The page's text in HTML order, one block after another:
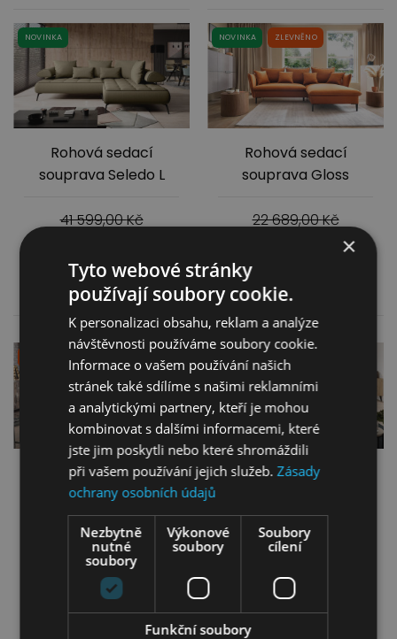
NOVINKA
Rohová sedací
souprava Seledo L
41 599,00Kč
Více informací
NOVINKA ZLEVNĚNO
Rohová sedací
souprava Gloss
22 689,00Kč
Rohová sedací
souprava Focus L s
elektrickým výsuvem
37 999,00Kč
30 389,00
Rohová sedací
32 649,00
×
Tyto webové stránky
používají soubory cookie.
K personalizaci obsahu, reklam a analýze
návštěvnosti používáme soubory cookie.
Informace o vašem používání našich
stránek také sdílíme s našimi reklamními
a analytickými partnery, kteří je mohou
kombinovat s dalšími informacemi, které
jste jim poskytli nebo které shromáždili
při vašem používání jejich služeb.Zásady
ochrany osobních údajů
Nezbytně
nutné
soubory
Výkonové
soubory
Soubory
cílení
Funkční soubory